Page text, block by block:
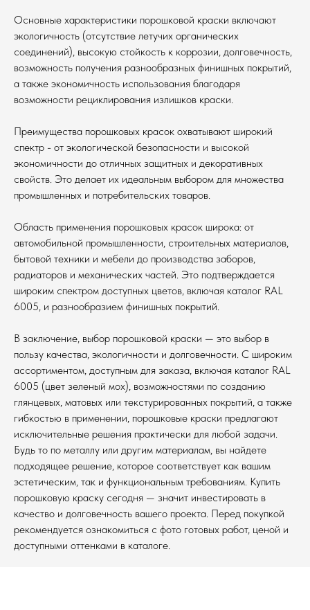
Основные характеристики порошковой краски включают
экологичность (отсутствие летучих органических
соединений), высокую стойкость к коррозии, долговечность,
возможность получения разнообразных финишных покрытий,
а также экономичность использования благодаря
возможности рециклирования излишков краски.
Преимущества порошковых красок охватывают широкий
спектр - от экологической безопасности и высокой
экономичности до отличных защитных и декоративных
свойств. Это делает их идеальным выбором для множества
промышленных и потребительских товаров.
Область применения порошковых красок широка: от
автомобильной промышленности, строительных материалов,
бытовой техники и мебели до производства заборов,
радиаторов и механических частей. Это подтверждается
широким спектром доступных цветов, включая каталог RAL
6005, и разнообразием финишных покрытий.
В заключение, выбор порошковой краски — это выбор в
пользу качества, экологичности и долговечности. С широким
ассортиментом, доступным для заказа, включая каталог RAL
6005 (цвет зеленый мох), возможностями по созданию
глянцевых, матовых или текстурированных покрытий, а также
гибкостью в применении, порошковые краски предлагают
исключительные решения практически для любой задачи.
Будь то по металлу или другим материалам, вы найдете
подходящее решение, которое соответствует как вашим
эстетическим, так и функциональным требованиям. Купить
порошковую краску сегодня — значит инвестировать в
качество и долговечность вашего проекта. Перед покупкой
рекомендуется ознакомиться с фото готовых работ, ценой и
доступными оттенками в каталоге.